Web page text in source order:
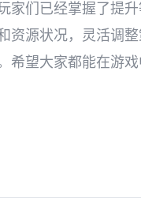
家们已经掌握了提
资源状况，灵活调
希望大家都能在游戏